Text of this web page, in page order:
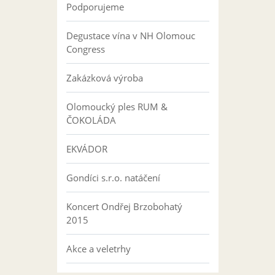
Podporujeme
Degustace vína v NH Olomouc
Congress
Zakázková výroba
Olomoucký ples RUM &
ČOKOLÁDA
EKVÁDOR
Gondíci s.r.o. natáčení
Koncert Ondřej Brzobohatý
2015
Akce a veletrhy